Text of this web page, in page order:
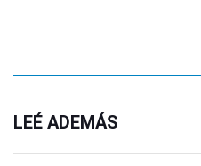
LEÉ ADEMÁS